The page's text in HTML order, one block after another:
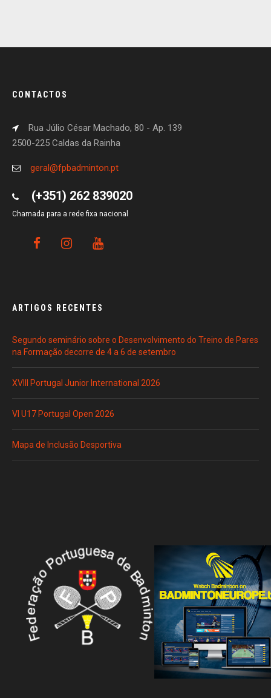
CONTACTOS
Rua Júlio César Machado, 80 - Ap. 139
2500-225 Caldas da Rainha
geral@fpbadminton.pt
(+351) 262 839020
Chamada para a rede fixa nacional
ARTIGOS RECENTES
Segundo seminário sobre o Desenvolvimento do Treino de Pares
na Formação decorre de 4 a 6 de setembro
XVIII Portugal Junior International 2026
VI U17 Portugal Open 2026
Mapa de Inclusão Desportiva